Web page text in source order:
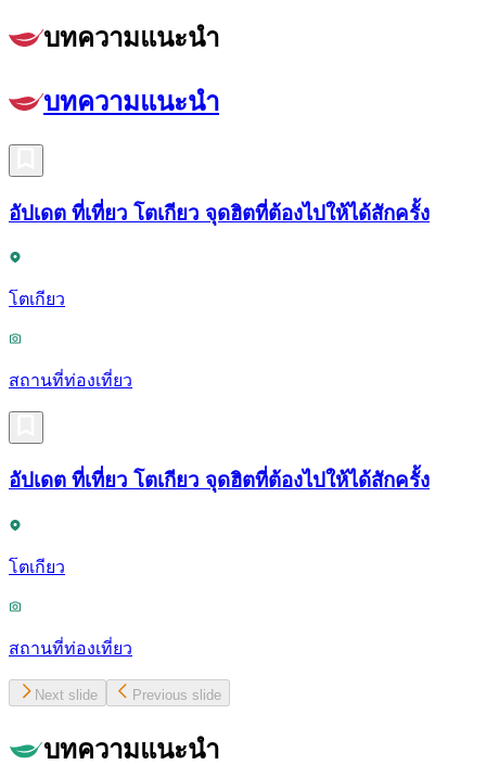
บทความแนะนำ
บทความแนะนำ
อัปเดต ที่เที่ยว โตเกียว จุดฮิตที่ต้องไปให้ได้สักครั้ง
โตเกียว
สถานที่ท่องเที่ยว
อัปเดต ที่เที่ยว โตเกียว จุดฮิตที่ต้องไปให้ได้สักครั้ง
โตเกียว
สถานที่ท่องเที่ยว
Next slide Previous slide
บทความแนะนำ